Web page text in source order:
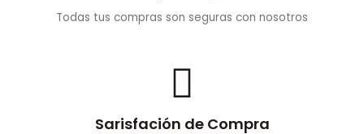
Todas tus compras son seguras con nosotros
Sarisfación de Compra